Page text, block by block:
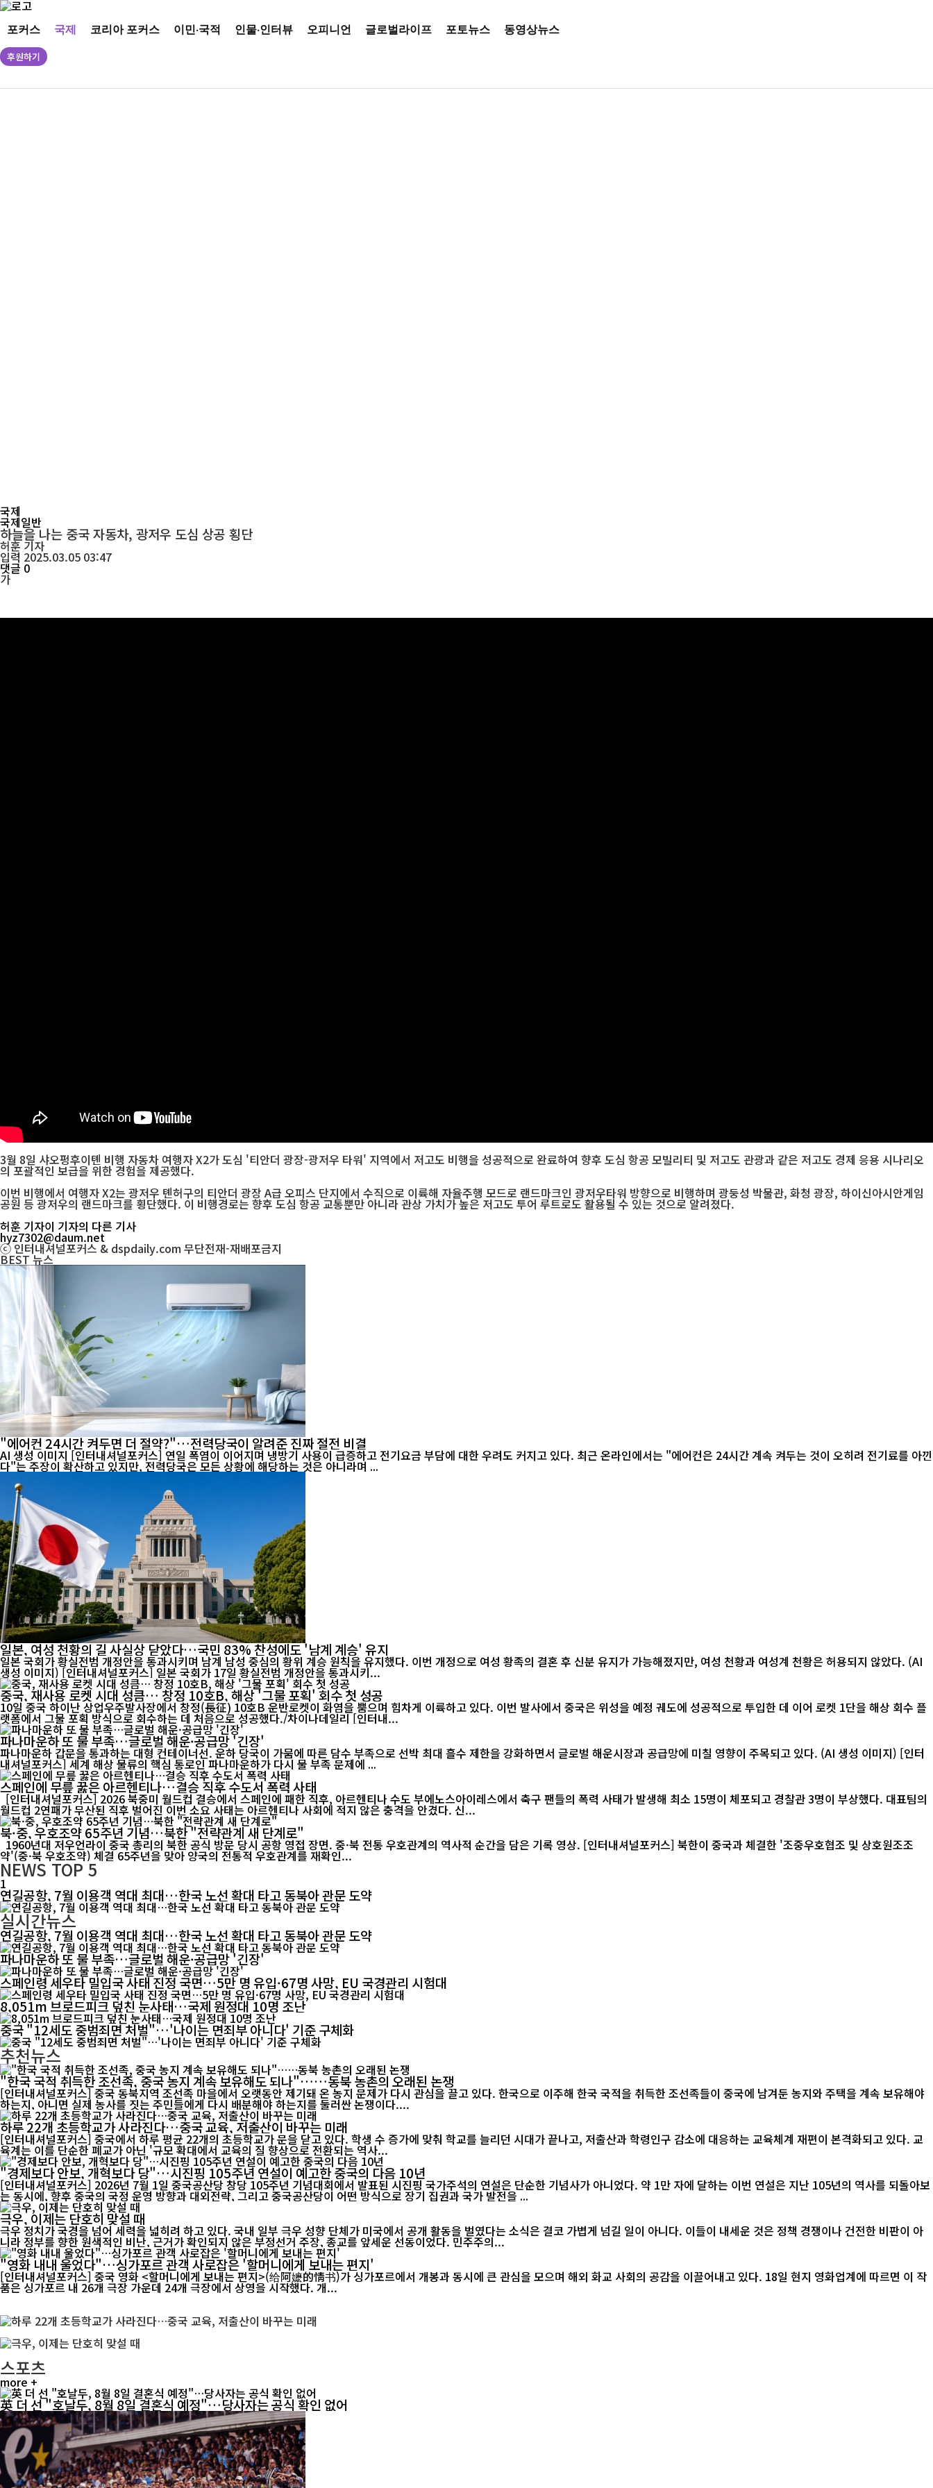
포커스 국제 코리아 포커스 이민·국적 인물·인터뷰 오피니언 글로벌라이프 포토뉴스 동영상뉴스
후원하기
국제
국제일반
하늘을 나는 중국 자동차, 광저우 도심 상공 횡단
허훈기자
입력 2025.03.05 03:47
댓글 0
가
3월 8일 샤오펑후이톈 비행 자동차 여행자 X2가 도심 '티안더 광장-광저우 타워' 지역에서 저고도 비행을 성공적으로 완료하여 향후 도심 항공 모빌리티 및 저고도 관광과 같은 저고도 경제 응용 시나리오
의 포괄적인 보급을 위한 경험을 제공했다.
이번 비행에서 여행자 X2는 광저우 톈허구의 티안더 광장 A급 오피스 단지에서 수직으로 이륙해 자율주행 모드로 랜드마크인 광저우타워 방향으로 비행하며 광둥성 박물관, 화청 광장, 하이신아시안게임
공원 등 광저우의 랜드마크를 횡단했다. 이 비행경로는 향후 도심 항공 교통뿐만 아니라 관상 가치가 높은 저고도 투어 루트로도 활용될 수 있는 것으로 알려졌다.
허훈 기자이 기자의 다른 기사
hyz7302@daum.net
ⓒ 인터내셔널포커스 & dspdaily.com 무단전재-재배포금지
BEST뉴스
"에어컨 24시간 켜두면 더 절약?"…전력당국이 알려준 진짜 절전 비결
AI 생성 이미지 [인터내셔널포커스] 연일 폭염이 이어지며 냉방기 사용이 급증하고 전기요금 부담에 대한 우려도 커지고 있다. 최근 온라인에서는 "에어컨은 24시간 계속 켜두는 것이 오히려 전기료를 아낀
다"는 주장이 확산하고 있지만, 전력당국은 모든 상황에 해당하는 것은 아니라며 ...
일본, 여성 천황의 길 사실상 닫았다…국민 83% 찬성에도 '남계 계승' 유지
일본 국회가 황실전범 개정안을 통과시키며 남계 남성 중심의 황위 계승 원칙을 유지했다. 이번 개정으로 여성 황족의 결혼 후 신분 유지가 가능해졌지만, 여성 천황과 여성계 천황은 허용되지 않았다. (AI
생성 이미지) [인터내셔널포커스] 일본 국회가 17일 황실전범 개정안을 통과시키...
중국, 재사용 로켓 시대 성큼… 창정 10호B, 해상 '그물 포획' 회수 첫 성공
10일 중국 하이난 상업우주발사장에서 창정(長征) 10호B 운반로켓이 화염을 뿜으며 힘차게 이륙하고 있다. 이번 발사에서 중국은 위성을 예정 궤도에 성공적으로 투입한 데 이어 로켓 1단을 해상 회수 플
랫폼에서 그물 포획 방식으로 회수하는 데 처음으로 성공했다./차이나데일리 [인터내...
파나마운하 또 물 부족…글로벌 해운·공급망 '긴장'
파나마운하 갑문을 통과하는 대형 컨테이너선. 운하 당국이 가뭄에 따른 담수 부족으로 선박 최대 흘수 제한을 강화하면서 글로벌 해운시장과 공급망에 미칠 영향이 주목되고 있다. (AI 생성 이미지) [인터
내셔널포커스] 세계 해상 물류의 핵심 통로인 파나마운하가 다시 물 부족 문제에 ...
스페인에 무릎 꿇은 아르헨티나…결승 직후 수도서 폭력 사태
[인터내셔널포커스] 2026 북중미 월드컵 결승에서 스페인에 패한 직후, 아르헨티나 수도 부에노스아이레스에서 축구 팬들의 폭력 사태가 발생해 최소 15명이 체포되고 경찰관 3명이 부상했다. 대표팀의
월드컵 2연패가 무산된 직후 벌어진 이번 소요 사태는 아르헨티나 사회에 적지 않은 충격을 안겼다. 신...
북·중, 우호조약 65주년 기념…북한 "전략관계 새 단계로"
약'(중·북 우호조약) 체결 65주년을 맞아 양국의 전통적 우호관계를 재확인...
NEWSTOP 5
1
연길공항, 7월 이용객 역대 최대…한국 노선 확대 타고 동북아 관문 도약
실시간뉴스
연길공항, 7월 이용객 역대 최대…한국 노선 확대 타고 동북아 관문 도약
파나마운하 또 물 부족…글로벌 해운·공급망 '긴장'
스페인령 세우타 밀입국 사태 진정 국면…5만 명 유입·67명 사망, EU 국경관리 시험대
8,051m 브로드피크 덮친 눈사태…국제 원정대 10명 조난
중국 "12세도 중범죄면 처벌"…'나이는 면죄부 아니다' 기준 구체화
추천뉴스
"한국 국적 취득한 조선족, 중국 농지 계속 보유해도 되나"……동북 농촌의 오래된 논쟁
[인터내셔널포커스] 중국 동북지역 조선족 마을에서 오랫동안 제기돼 온 농지 문제가 다시 관심을 끌고 있다. 한국으로 이주해 한국 국적을 취득한 조선족들이 중국에 남겨둔 농지와 주택을 계속 보유해야
하는지, 아니면 실제 농사를 짓는 주민들에게 다시 배분해야 하는지를 둘러싼 논쟁이다....
하루 22개 초등학교가 사라진다…중국 교육, 저출산이 바꾸는 미래
[인터내셔널포커스] 중국에서 하루 평균 22개의 초등학교가 문을 닫고 있다. 학생 수 증가에 맞춰 학교를 늘리던 시대가 끝나고, 저출산과 학령인구 감소에 대응하는 교육체계 재편이 본격화되고 있다. 교
육계는 이를 단순한 폐교가 아닌 '규모 확대에서 교육의 질 향상으로 전환되는 역사...
"경제보다 안보, 개혁보다 당"…시진핑 105주년 연설이 예고한 중국의 다음 10년
[인터내셔널포커스] 2026년 7월 1일 중국공산당 창당 105주년 기념대회에서 발표된 시진핑 국가주석의 연설은 단순한 기념사가 아니었다. 약 1만 자에 달하는 이번 연설은 지난 105년의 역사를 되돌아보
는 동시에, 향후 중국의 국정 운영 방향과 대외전략, 그리고 중국공산당이 어떤 방식으로 장기 집권과 국가 발전을 ...
극우, 이제는 단호히 맞설 때
극우 정치가 국경을 넘어 세력을 넓히려 하고 있다. 국내 일부 극우 성향 단체가 미국에서 공개 활동을 벌였다는 소식은 결코 가볍게 넘길 일이 아니다. 이들이 내세운 것은 정책 경쟁이나 건전한 비판이 아
니라 정부를 향한 원색적인 비난, 근거가 확인되지 않은 부정선거 주장, 종교를 앞세운 선동이었다. 민주주의...
"영화 내내 울었다"…싱가포르 관객 사로잡은 '할머니에게 보내는 편지'
[인터내셔널포커스] 중국 영화 <할머니에게 보내는 편지>(给阿嬷的情书)가 싱가포르에서 개봉과 동시에 큰 관심을 모으며 해외 화교 사회의 공감을 이끌어내고 있다. 18일 현지 영화업계에 따르면 이 작
품은 싱가포르 내 26개 극장 가운데 24개 극장에서 상영을 시작했다. 개...
스포츠
more +
英 더 선 "호날두, 8월 8일 결혼식 예정"…당사자는 공식 확인 없어